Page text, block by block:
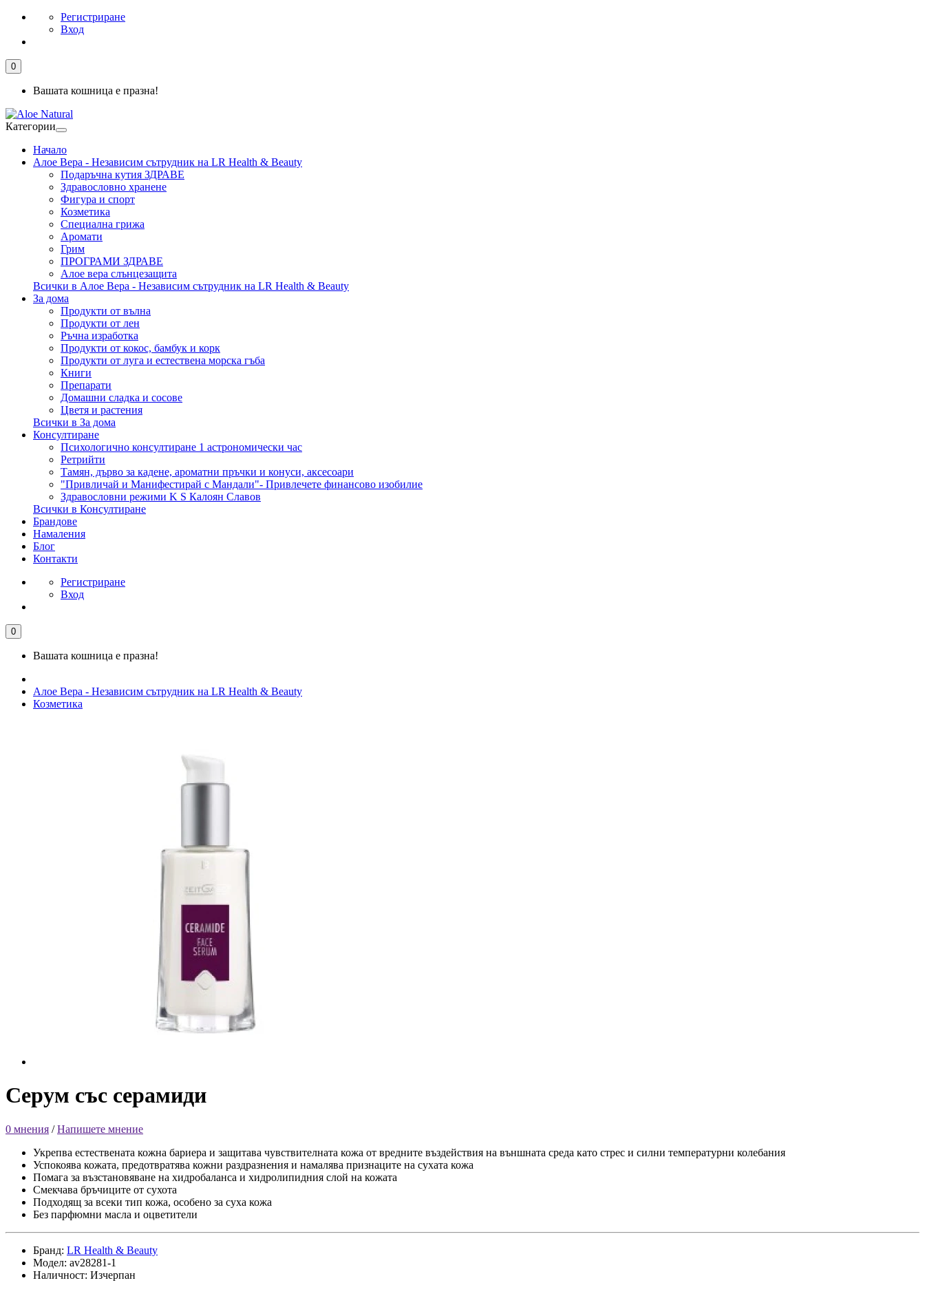
Регистриране
Вход
0
Вашата кошница е празна!
Категории
Начало
Алое Вера - Независим сътрудник на LR Health & Beauty
Подаръчна кутия ЗДРАВЕ
Здравословно хранене
Фигура и спорт
Козметика
Специална грижа
Аромати
Грим
ПРОГРАМИ ЗДРАВЕ
Алое вера слънцезащита
Всички в Алое Вера - Независим сътрудник на LR Health & Beauty
За дома
Продукти от вълна
Продукти от лен
Ръчна изработка
Продукти от кокос, бамбук и корк
Продукти от луга и естествена морска гъба
Книги
Препарати
Домашни сладка и сосове
Цветя и растения
Всички в За дома
Консултиране
Психологично консултиране 1 астрономически час
Ретрийти
Тамян, дърво за кадене, ароматни пръчки и конуси, аксесоари
"Привличай и Манифестирай с Мандали"- Привлечете финансово изобилие
Здравословни режими K S Калоян Славов
Всички в Консултиране
Брандове
Намаления
Блог
Контакти
Регистриране
Вход
0
Вашата кошница е празна!
Алое Вера - Независим сътрудник на LR Health & Beauty
Козметика
Серум със серамиди
0 мнения /Напишете мнение
Укрепва естествената кожна бариера и защитава чувствителната кожа от вредните въздействия на външната среда като стрес и силни температурни колебания
Успокоява кожата, предотвратява кожни раздразнения и намалява признаците на сухата кожа
Помага за възстановяване на хидробаланса и хидролипидния слой на кожата
Смекчава бръчиците от сухота
Подходящ за всеки тип кожа, особено за суха кожа
Без парфюмни масла и оцветители
Бранд: LR Health & Beauty
Модел: av28281-1
Наличност: Изчерпан